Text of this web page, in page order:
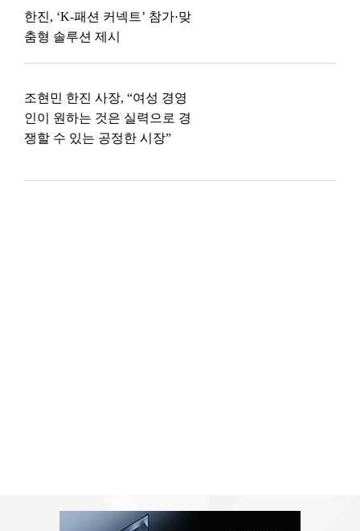
한진, ‘K-패션 커넥트’ 참가·맞
춤형 솔루션 제시
조현민 한진 사장, “여성 경영
인이 원하는 것은 실력으로 경
쟁할 수 있는 공정한 시장”